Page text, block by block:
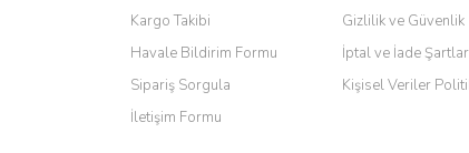
Ürün bilgilerinde hatalar bulunuyor.
Ürün fiyatı diğer sitelerden daha pahalı.
Bu ürüne benzer farklı alternatifler olmalı.
Kargo Takibi
Havale Bildirim Formu
Sipariş Sorgula
İletişim Formu
Gizlilik ve Güvenlik
İptal ve İade
Kişisel Veriler